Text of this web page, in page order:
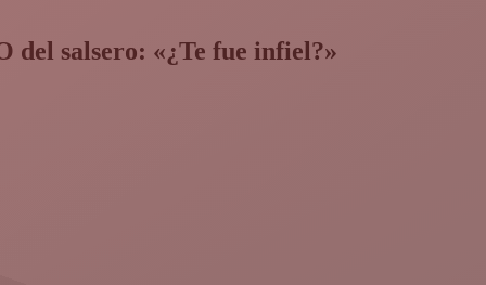
del salsero: «¿Te fue infiel?»